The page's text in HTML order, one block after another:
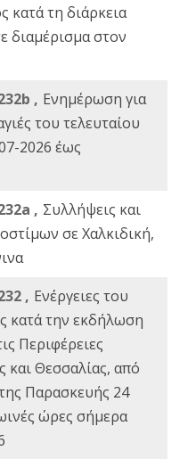
κατά τη διάρκεια
διαμέρισμα στον
, Ενημέρωση για
του τελευταίου
2026 έως
, Συλλήψεις και
σε Χαλκιδική,
, Ενέργειες του
κατά την εκδήλωση
Περιφέρειες
και Θεσσαλίας, από
Παρασκευής 24
ώρες σήμερα